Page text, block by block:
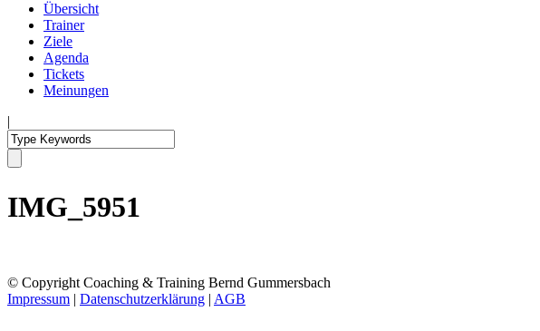
Übersicht
Trainer
Ziele
Agenda
Tickets
Meinungen
|
IMG_5951
© Copyright Coaching & Training Bernd Gummersbach
Impressum | Datenschutzerklärung | AGB